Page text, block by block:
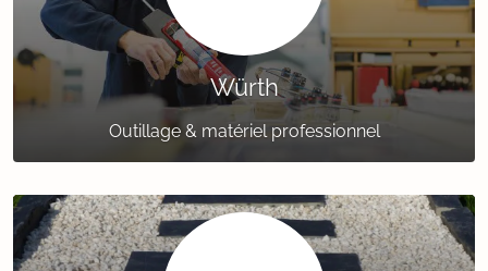
Würth
Outillage & matériel professionnel